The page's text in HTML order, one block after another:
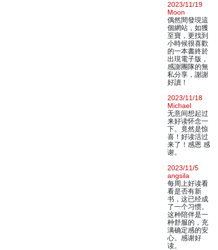
2023/11/19
Moon
偶然間發現這
個網站，如獲
至寶，更找到
小時候很喜歡
的一本書終於
出現電子版，
感謝團隊的無
私分享，謝謝
好讀！
2023/11/18
Michael
无意间想起过
来好读怀念一
下。竟然是惊
喜！好读活过
来了！感恩 感
谢。
2023/11/5
angsila
每周上好读看
看是否有新
书，这已经成
了一个习惯。
这种陪伴是一
种舒服的，充
满确定感的安
心。感谢好
读。